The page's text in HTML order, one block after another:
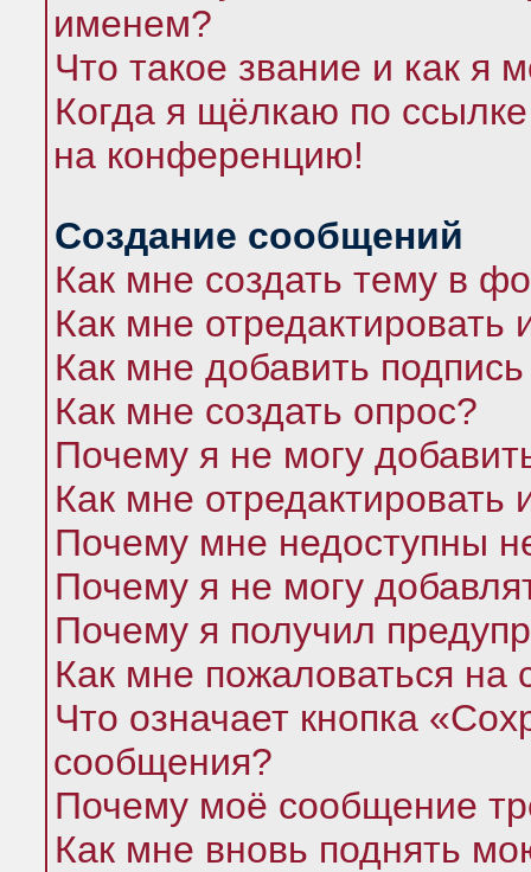
именем?
Что такое звание и как я
Когда я щёлкаю по
на конференцию!
Создание сообщений
Как мне создать тему в
Как мне
Как мне добавить
Как мне создать опрос?
Почему я не могу
Как мне отредактировать
Почему мне недоступны
Почему я не могу
Почему я получил
Как мне пожаловаться
Что означает кнопка
сообщения?
Почему моё сообщение
Как мне вновь поднять